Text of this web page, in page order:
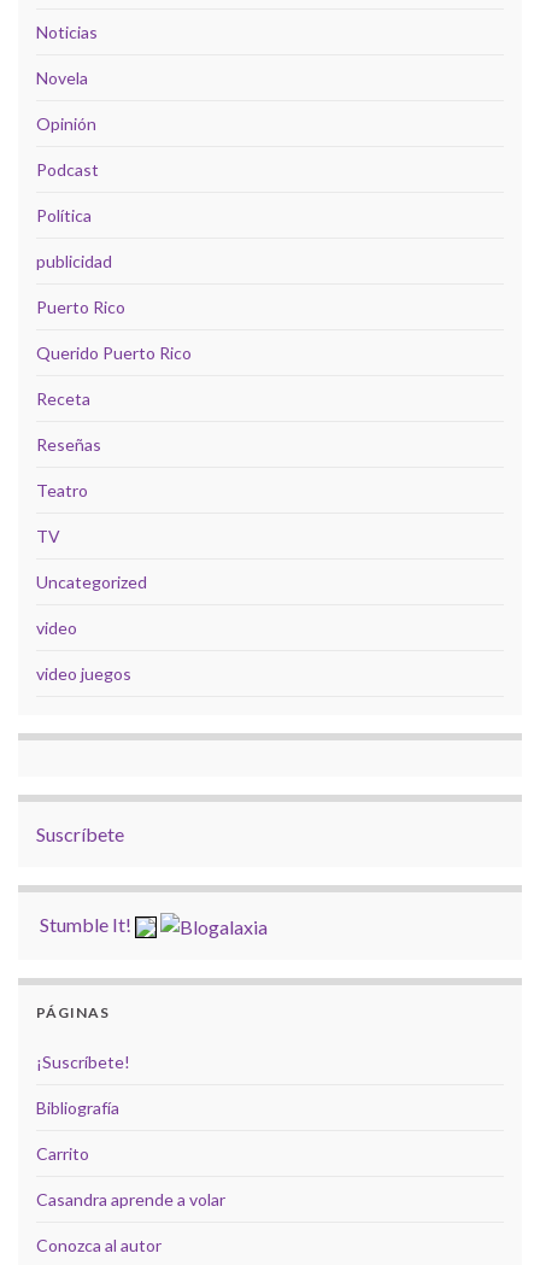
Noticias
Novela
Opinión
Podcast
Política
publicidad
Puerto Rico
Querido Puerto Rico
Receta
Reseñas
Teatro
TV
Uncategorized
video
video juegos
Suscríbete
Stumble It!
PÁGINAS
¡Suscríbete!
Bibliografía
Carrito
Casandra aprende a volar
Conozca al autor